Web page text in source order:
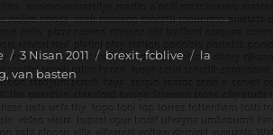
Yayın
tarihi
3 Nisan 2011 Kategoriler
brexit,fcblive Etiketler
la
, van basten